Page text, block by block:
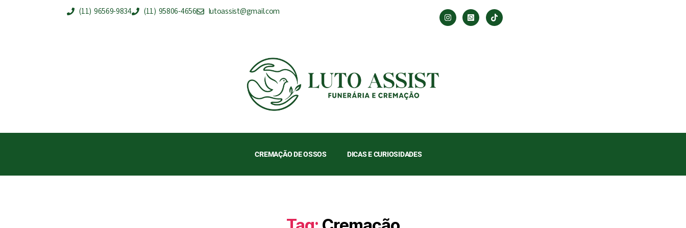
(11) 96569-9834 (11) 95806-4656 lutoassist@gmail.com
CREMAÇÃO DE OSSOS DICAS E CURIOSIDADES